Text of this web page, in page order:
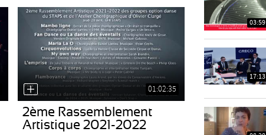
01:02:35
2ème Rassemblement
Artistique 2021-2022
03:59
17:13